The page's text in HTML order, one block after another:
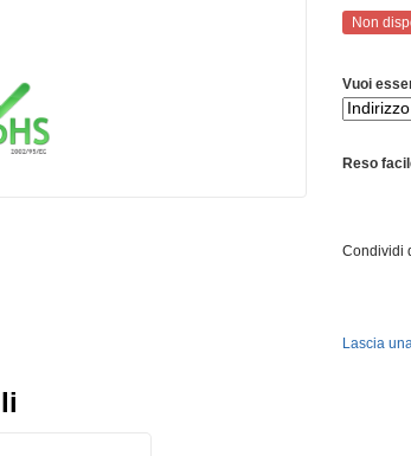
Non
Vuoi
Reso
Condividi
Lascia